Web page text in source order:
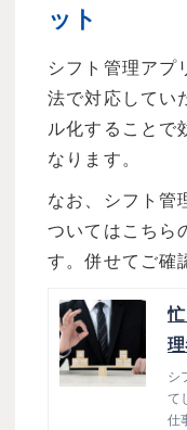
ット
シフト管理アプ
法で対応してい
ル化することで
なります。
なお、シフト管
ついてはこちら
す。併せてご確
シ
て
仕